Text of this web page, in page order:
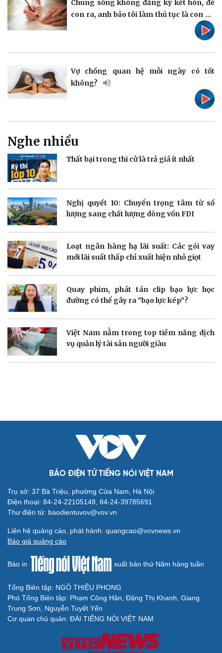
Tin nóng
Tư vấn luật
Việt Nam
Phân tích
Thể thao
Bóng đá
eSports
Hậu trường
Doanh nghiệp
Thông tin doanh nghiệp
Doanh nghiệp 24h
Doanh nhân
Vì cộng đồng
Sành điệu
Tin Công nghệ
Trải nghiệm
Chuyển đổi số
Sức khỏe
Cây thuốc
Sản phụ khoa
Nhi khoa
Nam khoa
Đời sống
Tình yêu - Gia đình
Di sản
Giải trí
Thời trang
Du lịch
Tư vấn
check-in
Câu chuyện thời sự
Kể chuyện cho bé
Chung sống không đăng ký kết hôn, đẻ
con ra, anh bảo tôi làm thủ tục là con rơi
Vợ chồng quan hệ mỗi ngày có tốt
không?
Nghe nhiều
Thất bại trong thi cử là trả giá ít nhất
Nghị quyết 10: Chuyển trọng tâm từ số
lượng sang chất lượng dòng vốn FDI
Loạt ngân hàng hạ lãi suất: Các gói vay
mới lãi suất thấp chỉ xuất hiện nhỏ giọt
Quay phim, phát tán clip bạo lực học
đường có thể gây ra "bạo lực kép"?
Việt Nam nằm trong top tiềm năng dịch
vụ quản lý tài sản người giàu
BÁO ĐIỆN TỬ TIẾNG NÓI VIỆT NAM
Trụ sở: 37 Bà Triệu, phường Cửa Nam, Hà Nội
Điện thoại: 84-24-22105148, 84-24-39785691
Thư điện tử: baodientuvov@vov.vn
Liên hệ quảng cáo, phát hành: quangcao@vovnews.vn
Báo giá quảng cáo
Báo in xuất bản thứ Năm hàng tuần
Tổng Biên tập: NGÔ THIỆU PHONG
Phó Tổng Biên tập: Phạm Công Hân, Đặng Thị Khanh, Giang
Trung Sơn, Nguyễn Tuyết Yến
Cơ quan chủ quản: ĐÀI TIẾNG NÓI VIỆT NAM